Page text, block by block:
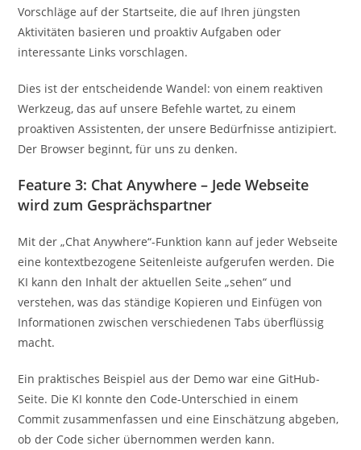
Vorschläge auf der Startseite, die auf Ihren jüngsten
Aktivitäten basieren und proaktiv Aufgaben oder
interessante Links vorschlagen.
Dies ist der entscheidende Wandel: von einem reaktiven
Werkzeug, das auf unsere Befehle wartet, zu einem
proaktiven Assistenten, der unsere Bedürfnisse antizipiert.
Der Browser beginnt, für uns zu denken.
Feature 3: Chat Anywhere – Jede Webseite
wird zum Gesprächspartner
Mit der „Chat Anywhere“-Funktion kann auf jeder Webseite
eine kontextbezogene Seitenleiste aufgerufen werden. Die
KI kann den Inhalt der aktuellen Seite „sehen“ und
verstehen, was das ständige Kopieren und Einfügen von
Informationen zwischen verschiedenen Tabs überflüssig
macht.
Ein praktisches Beispiel aus der Demo war eine GitHub-
Seite. Die KI konnte den Code-Unterschied in einem
Commit zusammenfassen und eine Einschätzung abgeben,
ob der Code sicher übernommen werden kann.